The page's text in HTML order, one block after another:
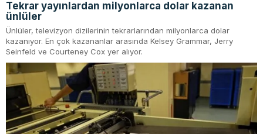
Tekrar yayınlardan milyonlarca dolar kazanan
ünlüler
Ünlüler, televizyon dizilerinin tekrarlarından milyonlarca dolar
kazanıyor. En çok kazananlar arasında Kelsey Grammar, Jerry
Seinfeld ve Courteney Cox yer alıyor.